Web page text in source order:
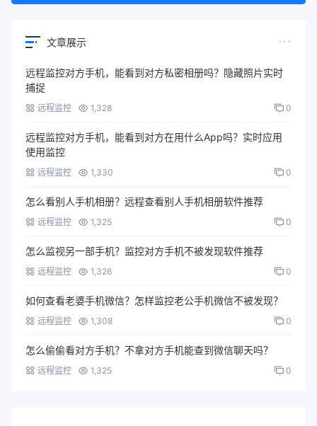
文章展示
远程监控对方手机，能看到对方私密相册吗？隐藏照片实时
捕捉
远程监控 1,328 0
远程监控对方手机，能看到对方在用什么App吗？实时应用
使用监控
远程监控 1,330 0
怎么看别人手机相册？远程查看别人手机相册软件推荐
远程监控 1,325 0
怎么监视另一部手机？监控对方手机不被发现软件推荐
远程监控 1,326 0
如何查看老婆手机微信？怎样监控老公手机微信不被发现？
远程监控 1,308 0
怎么偷偷看对方手机？不拿对方手机能查到微信聊天吗？
远程监控 1,325 0